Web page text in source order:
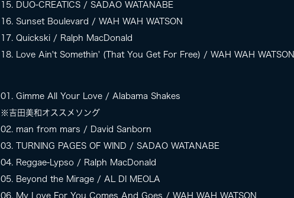
15. DUO-CREATICS / SADAO WATANABE
16. Sunset Boulevard / WAH WAH WATSON
17. Quickski / Ralph MacDonald
18. Love Ain't Somethin' (That You Get For Free) / WAH WAH WATSON
01. Gimme All Your Love / Alabama Shakes
※吉田美和オススメソング
02. man from mars / David Sanborn
03. TURNING PAGES OF WIND / SADAO WATANABE
04. Reggae-Lypso / Ralph MacDonald
05. Beyond the Mirage / AL DI MEOLA
06. My Love For You Comes And Goes / WAH WAH WATSON